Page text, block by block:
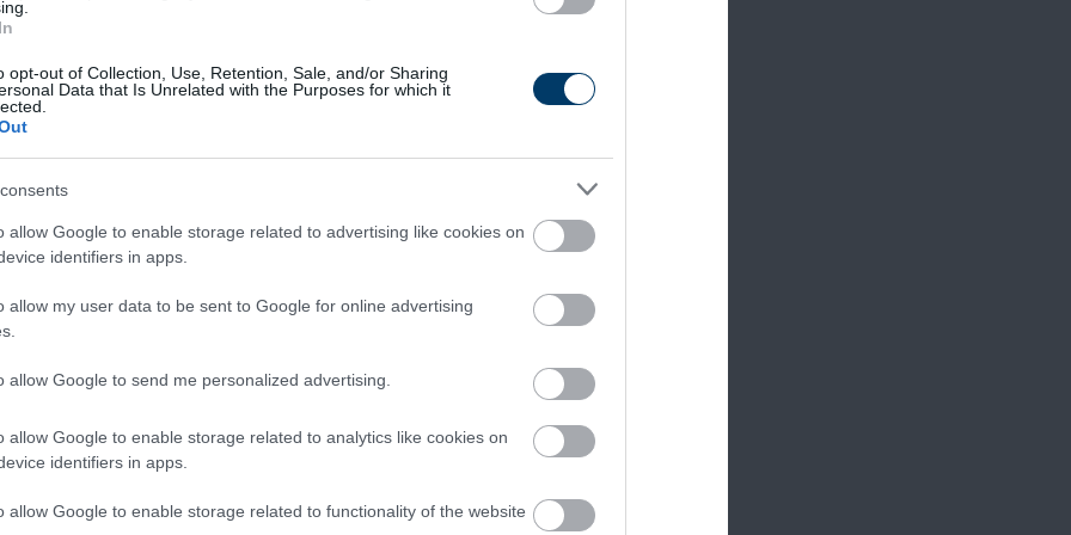
opt-out of Collection, Use, Retention, Sale, and/or Sharing
Data that Is Unrelated with the Purposes for which it
allow Google to enable storage related to advertising like cookies on
identifiers in apps.
allow my user data to be sent to Google for online advertising
allow Google to send me personalized advertising.
allow Google to enable storage related to analytics like cookies on
identifiers in apps.
allow Google to enable storage related to functionality of the website
megoldásainak, például a Polygon 2.0 frissítésének
az árfolyam instabilitását a MATIC körül. Ennek következtében a
továbbra is az egyik legjobb kriptovaluta-e a megvásárlásra, amikor
amely jelentős piaci hullámokat fog kelteni
magát, egy erős mémrajongó közösséget építve a Social-Fi és a
innovatív megközelítése a kriptobefektetés terén lehetővé teszi a
tevékenységekben vegyenek részt, miközben
épülő Raboo ($RABT) előértékesítési token
biztosítva a maximális megbízhatóságot a kis- és intézményi
portfóliójukba való felvételét.
ami vonzó lehetőséget kínál a kereskedők számára. A piaci
os áremelkedést jósolnak az előértékesítés során, és azt